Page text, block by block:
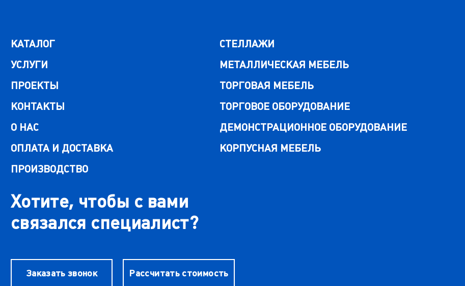
КАТАЛОГ
УСЛУГИ
ПРОЕКТЫ
КОНТАКТЫ
О НАС
ОПЛАТА И ДОСТАВКА
ПРОИЗВОДСТВО
СТЕЛЛАЖИ
МЕТАЛЛИЧЕСКАЯ МЕБЕЛЬ
ТОРГОВАЯ МЕБЕЛЬ
ТОРГОВОЕ ОБОРУДОВАНИЕ
ДЕМОНСТРАЦИОННОЕ ОБОРУДОВАНИЕ
КОРПУСНАЯ МЕБЕЛЬ
Хотите, чтобы с вами
связался специалист?
Заказать звонок Рассчитать стоимость